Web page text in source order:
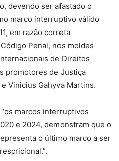
devendo ser afastado o
marco interruptivo válido
em razão correta
Penal, nos moldes
de Direitos
promotores de Justiça
Vinicius Gahyva Martins.
marcos interruptivos
e 2024, demonstram que o
o último marco a ser